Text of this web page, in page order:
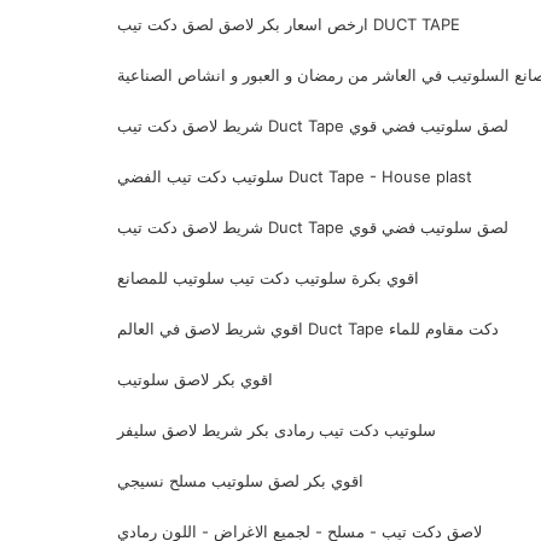
ارخص اسعار بكر لاصق لصق دكت تيب DUCT TAPE
السلوتيب في العاشر من رمضان و العبور و انشاص الصناعية
شريط لاصق دكت تيب Duct Tape لصق سلوتيب فضي قوي
سلوتيب دكت تيب الفضي Duct Tape - House plast
شريط لاصق دكت تيب Duct Tape لصق سلوتيب فضي قوي
اقوي بكرة سلوتيب دكت تيب سلوتيب للمصانع
اقوي شريط لاصق في العالم Duct Tape دكت مقاوم للماء
اقوي بكر لاصق سلوتيب
سلوتيب دكت تيب رمادى بكر شريط لاصق سليفر
اقوي بكر لصق سلوتيب مسلح نسيجي
لاصق دكت تيب - مسلح - لجميع الاغراض - اللون رمادي